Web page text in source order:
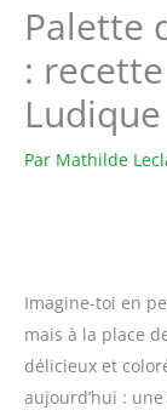
Palette
:
Ludique
Par Mathilde
Imagine-toi en
mais à la place
délicieux et
aujourd’hui :